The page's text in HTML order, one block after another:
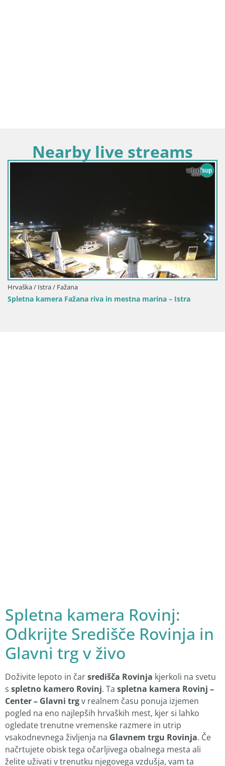
Nearby live streams
marina – Istra Spletna kamera Brseč plaža –
Spletna kamera Rovinj:
Odkrijte Središče Rovinja in
Glavni trg v živo
Doživite lepoto in čarsredišča Rovinja kjerkoli na svetu
s spletno kamero Rovinj. Ta spletna kamera Rovinj –
Center – Glavni trgv realnem času ponuja izjemen
pogled na eno najlepših hrvaških mest, kjer si lahko
ogledate trenutne vremenske razmere in utrip
vsakodnevnega življenja na Glavnem trgu Rovinja. Če
načrtujete obisk tega očarljivega obalnega mesta ali
želite uživati v trenutku njegovega vzdušja, vam ta